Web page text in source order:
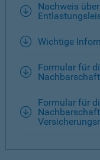
Nachweis
Wichtige
Formular für
Formular für